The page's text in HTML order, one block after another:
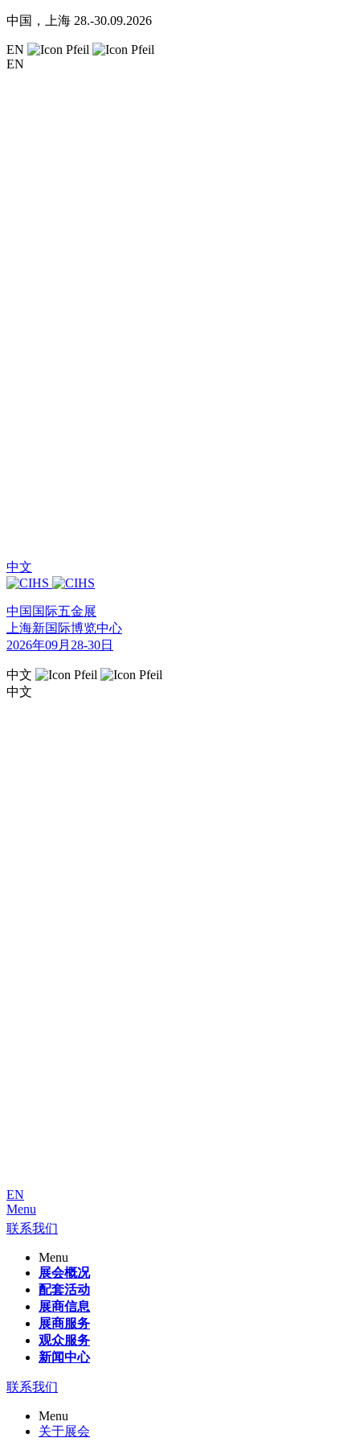
中国，上海 28.-30.09.2026
EN
EN
中文
中国国际五金展
上海新国际博览中心
2026年09月28-30日
中文
中文
EN
Menu
联系我们
Menu
展会概况
配套活动
展商信息
展商服务
观众服务
新闻中心
联系我们
Menu
关于展会